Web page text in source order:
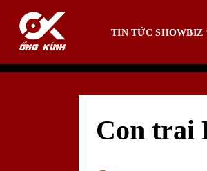
TIN TỨC SHOWBIZ
Con trai